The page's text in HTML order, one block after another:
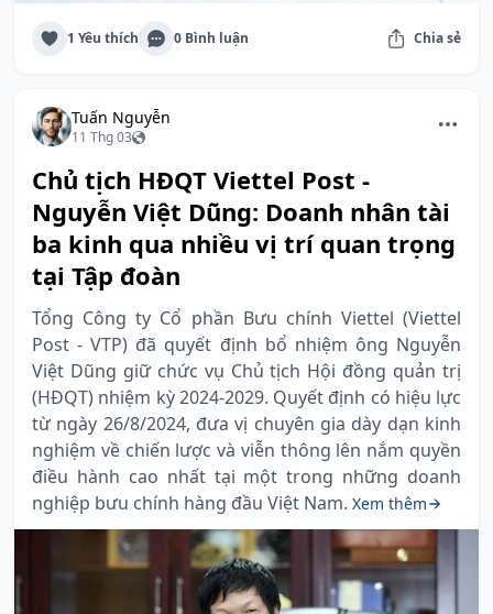
1 Yêu thích 0 Bình luận Chia sẻ
Tuấn Nguyễn
11 Thg 03
Chủ tịch HĐQT Viettel Post -
Nguyễn Việt Dũng: Doanh nhân tài
ba kinh qua nhiều vị trí quan trọng
tại Tập đoàn
Tổng Công ty Cổ phần Bưu chính Viettel (Viettel
Post - VTP) đã quyết định bổ nhiệm ông Nguyễn
Việt Dũng giữ chức vụ Chủ tịch Hội đồng quản trị
(HĐQT) nhiệm kỳ 2024-2029. Quyết định có hiệu lực
từ ngày 26/8/2024, đưa vị chuyên gia dày dạn kinh
nghiệm về chiến lược và viễn thông lên nắm quyền
điều hành cao nhất tại một trong những doanh
nghiệp bưu chính hàng đầu Việt Nam. Xem thêm